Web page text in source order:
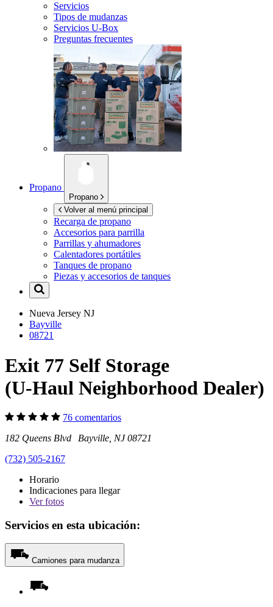
Servicios
Tipos de mudanzas
Servicios U-Box
Preguntas frecuentes
Propano
Propano
Volver al menú principal
Recarga de propano
Accesorios para parrilla
Parrillas y ahumadores
Calentadores portátiles
Tanques de propano
Piezas y accesorios de tanques
Nueva Jersey NJ
Bayville
08721
Exit 77 Self Storage
(U-Haul Neighborhood Dealer)
76 comentarios
182 Queens Blvd Bayville, NJ 08721
(732) 505-2167
Horario
Indicaciones para llegar
Verfotos
Servicios en esta ubicación:
Camiones para mudanza